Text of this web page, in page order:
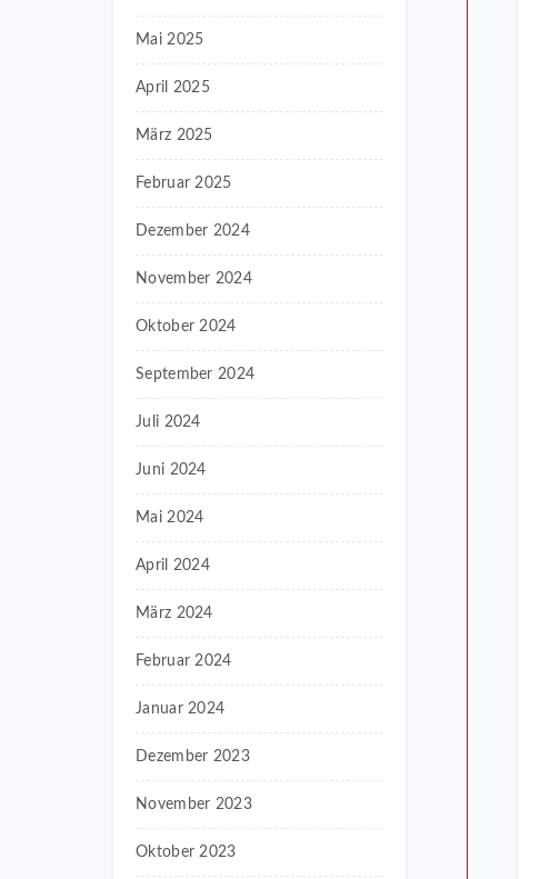
Mai 2025
April 2025
März 2025
Februar 2025
Dezember 2024
November 2024
Oktober 2024
September 2024
Juli 2024
Juni 2024
Mai 2024
April 2024
März 2024
Februar 2024
Januar 2024
Dezember 2023
November 2023
Oktober 2023